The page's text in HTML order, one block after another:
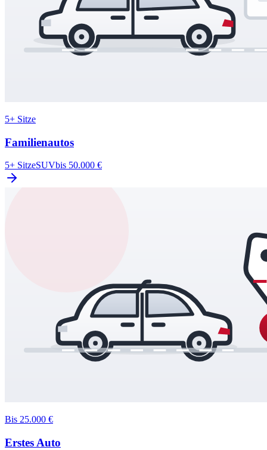
5+ Sitze
Familienautos
5+ SitzeSUVbis 50.000 €
Bis 25.000 €
Erstes Auto